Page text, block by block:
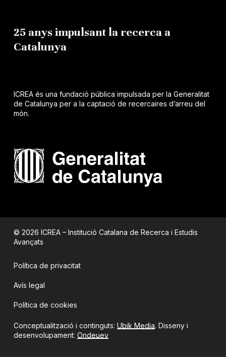
25 anys impulsant la recerca a
Catalunya
ICREA és una fundació pública impulsada per la Generalitat
de Catalunya per a la captació de recercaires d’arreu del
món.
© 2026 ICREA – Institució Catalana de Recerca i Estudis
Avançats
Política de privacitat
Avís legal
Política de cookies
Conceptualització i continguts: Ubik Media. Disseny i
desenvolupament: Ondeuev